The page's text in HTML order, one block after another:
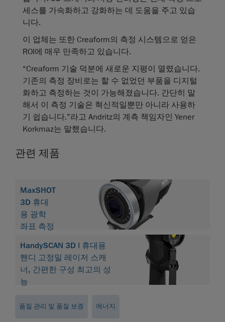
세스를 가속화하고 강화하는 데 도움을 주고 있습
니다.
이 업체는 또한 Creaform의 측정 시스템으로 얻은
ROI에 매우 만족하고 있습니다.
“Creaform 기술 덕분에 새로운 지평이 열렸습니다.
기존의 측정 장비로는 할 수 없었던 부품을 디지털
화하고 측정하는 것이 가능해졌습니다. 간단히 말
해서 이 측정 기술은 혁신적일뿐만 아니라 사용하
기 쉽습니다.”라고 Andritz의 계측 책임자인 Yener
Korkmaz는 말했습니다.
관련 제품
MaxSHOT
3D 휴대
용 광학
좌표 측정
Creaform
HandySCAN 3D | 휴대용
핸디 고정밀 레이저 스캐
너, 간편한 구성 최고의 성
능
품질 관리 및 품질 보증 에너지